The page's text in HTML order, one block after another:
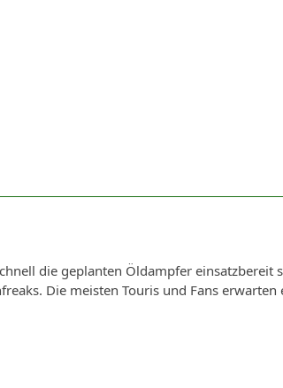
die geplanten Öldampfer einsatzbereit
Die meisten Touris und Fans